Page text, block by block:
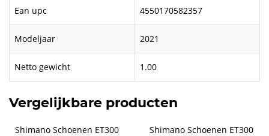
Ean upc 4550170582357
Modeljaar 2021
Netto gewicht 1.00
Vergelijkbare producten
Shimano Schoenen ET300 Shimano Schoenen ET300